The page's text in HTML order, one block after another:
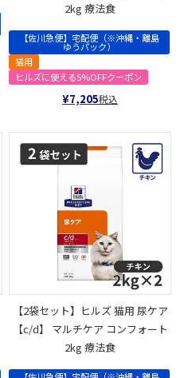
2kg 療法食
【佐川急便】宅配便（※沖縄・離島
ゆうパック）
猫用
ヒルズに使える5%OFFクーポン
¥7,205税込
【2袋セット】ヒルズ 猫用 尿ケア
【c/d】 マルチケア コンフォート
2kg 療法食